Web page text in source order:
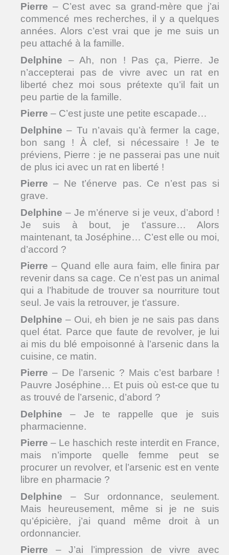
Pierre – C’est avec sa grand-mère que j’ai
commencé mes recherches, il y a quelques
années. Alors c’est vrai que je me suis un
peu attaché à la famille.
Delphine – Ah, non ! Pas ça, Pierre. Je
n’accepterai pas de vivre avec un rat en
liberté chez moi sous prétexte qu’il fait un
peu partie de la famille.
Pierre – C’est juste une petite escapade…
Delphine – Tu n’avais qu’à fermer la cage,
bon sang ! À clef, si nécessaire ! Je te
préviens, Pierre : je ne passerai pas une nuit
de plus ici avec un rat en liberté !
Pierre – Ne t’énerve pas. Ce n’est pas si
grave.
Delphine – Je m’énerve si je veux, d’abord !
Je suis à bout, je t’assure… Alors
maintenant, ta Joséphine… C’est elle ou moi,
d’accord ?
Pierre – Quand elle aura faim, elle finira par
revenir dans sa cage. Ce n’est pas un animal
qui a l’habitude de trouver sa nourriture tout
seul. Je vais la retrouver, je t’assure.
Delphine – Oui, eh bien je ne sais pas dans
quel état. Parce que faute de revolver, je lui
ai mis du blé empoisonné à l’arsenic dans la
cuisine, ce matin.
Pierre – De l’arsenic ? Mais c’est barbare !
Pauvre Joséphine… Et puis où est-ce que tu
as trouvé de l’arsenic, d’abord ?
Delphine – Je te rappelle que je suis
pharmacienne.
Pierre – Le haschich reste interdit en France,
mais n’importe quelle femme peut se
procurer un revolver, et l’arsenic est en vente
libre en pharmacie ?
Delphine – Sur ordonnance, seulement.
Mais heureusement, même si je ne suis
qu’épicière, j’ai quand même droit à un
ordonnancier.
Pierre – J’ai l’impression de vivre avec